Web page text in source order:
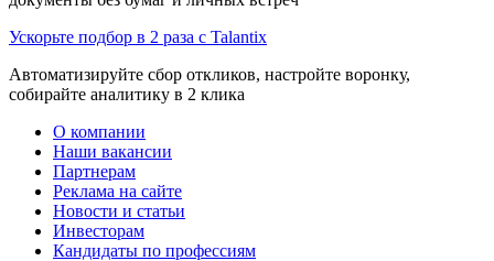
Ускорьте подбор в 2 раза с Talantix
Автоматизируйте сбор откликов, настройте воронку,
собирайте аналитику в 2 клика
О компании
Наши вакансии
Партнерам
Реклама на сайте
Новости и статьи
Инвесторам
Кандидаты по профессиям